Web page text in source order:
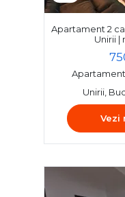
Apartament 2
Unirii |
Unirii,
Vezi